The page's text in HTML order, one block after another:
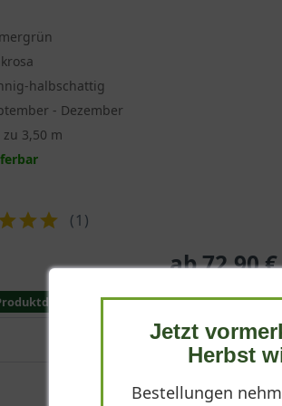
beliebt
eine wichtige symbolische Bedeutung
Tradition und gelangte mutmaßlich bereits
gepflanzt, bis heute gilt sie als
eine dichtbuschige Krone und wird
aus einer großen Auswahl an
der wunderschönen Krone einen
japonica zu einem attraktiven Blickfang
zieht hier garantiert große Aufmerksamkeit
und wird zunehmend purpurrot
in der Jugend zunächst gräulich-braun
halbschattig
- Dezember
zu 3,50 m
(1 )
ab 72,90
Jetzt
Herbst
Bestellungen